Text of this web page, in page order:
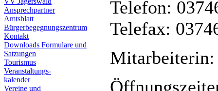
Ansprechpartner
Amtsblatt
Bürgerbegegnungszentrum
Kontakt
Downloads Formulare und
Satzungen
Tourismus
Veranstaltungs-
kalender
Vereine und
Telefon:
Telefax:
Mitarbeiterin: